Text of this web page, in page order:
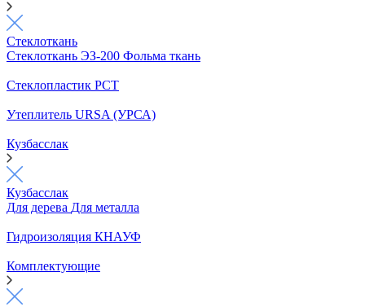
Стеклоткань
Стеклоткань ЭЗ-200 Фольма ткань
Стеклопластик РСТ
Утеплитель URSA (УРСА)
Кузбасслак
Кузбасслак
Для дерева Для металла
Гидроизоляция КНАУФ
Комплектующие